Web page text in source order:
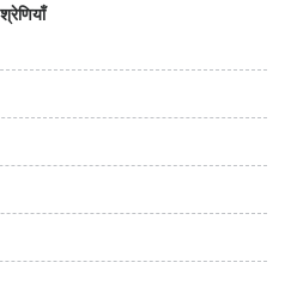
श्रेणियाँ